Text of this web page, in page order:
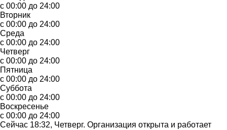
с 00:00 до 24:00
Вторник
с 00:00 до 24:00
Среда
с 00:00 до 24:00
Четверг
с 00:00 до 24:00
Пятница
с 00:00 до 24:00
Суббота
с 00:00 до 24:00
Воскресенье
с 00:00 до 24:00
Сейчас 18:32, Четверг. Организация открыта и работает